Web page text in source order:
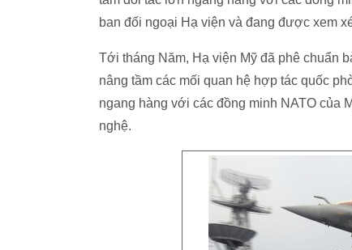
ban đối ngoại Hạ viện và đang được xem
Tới tháng Năm, Hạ viện Mỹ đã phê chuẩn
nâng tầm các mối quan hệ hợp tác quốc
ngang hàng với các đồng minh NATO của
nghệ.